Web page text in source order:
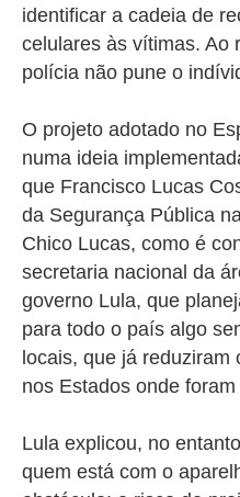
identificar a cadeia de
celulares às vítimas. Ao
polícia não pune o
O projeto adotado no
numa ideia
que Francisco Lucas
da Segurança Pública
Chico Lucas, como é
secretaria nacional da
governo Lula, que
para todo o país algo
locais, que já
nos Estados onde
Lula explicou, no
quem está com o